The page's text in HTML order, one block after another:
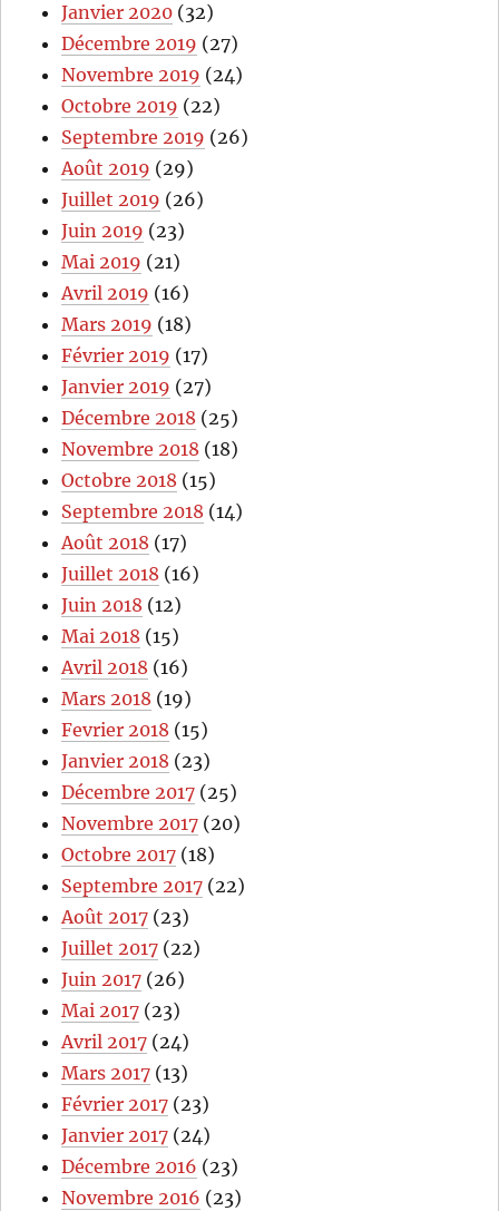
Janvier 2020 (32)
Décembre 2019 (27)
Novembre 2019 (24)
Octobre 2019 (22)
Septembre 2019 (26)
Août 2019 (29)
Juillet 2019 (26)
Juin 2019 (23)
Mai 2019 (21)
Avril 2019 (16)
Mars 2019 (18)
Février 2019 (17)
Janvier 2019 (27)
Décembre 2018 (25)
Novembre 2018 (18)
Octobre 2018 (15)
Septembre 2018 (14)
Août 2018 (17)
Juillet 2018 (16)
Juin 2018 (12)
Mai 2018 (15)
Avril 2018 (16)
Mars 2018 (19)
Fevrier 2018 (15)
Janvier 2018 (23)
Décembre 2017 (25)
Novembre 2017 (20)
Octobre 2017 (18)
Septembre 2017 (22)
Août 2017 (23)
Juillet 2017 (22)
Juin 2017 (26)
Mai 2017 (23)
Avril 2017 (24)
Mars 2017 (13)
Février 2017 (23)
Janvier 2017 (24)
Décembre 2016 (23)
Novembre 2016 (23)